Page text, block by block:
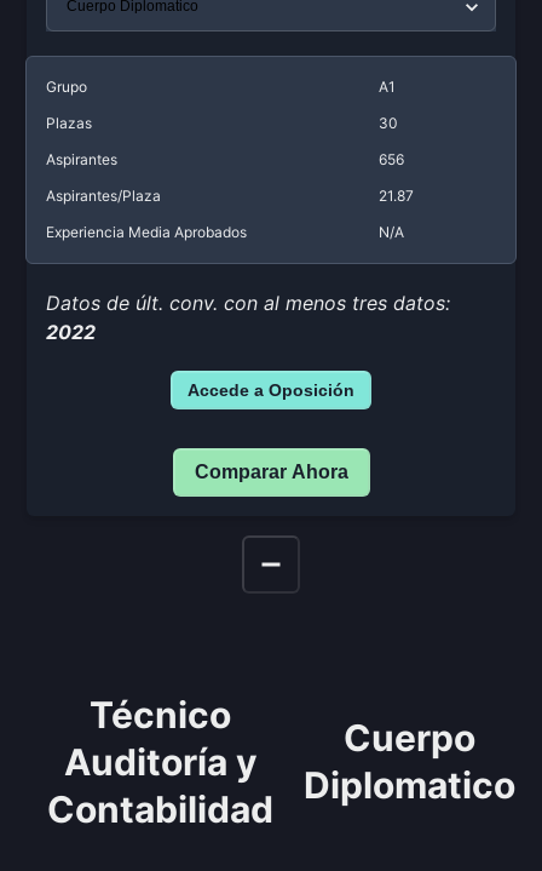
Grupo
A1
Plazas
30
Aspirantes
656
Aspirantes/Plaza
21.87
Experiencia Media Aprobados
N/A
Datos de últ. conv. con al menos tres datos:
2022
Accede a Oposición
Comparar Ahora
Técnico
Auditoría y
Contabilidad
Cuerpo
Diplomatico